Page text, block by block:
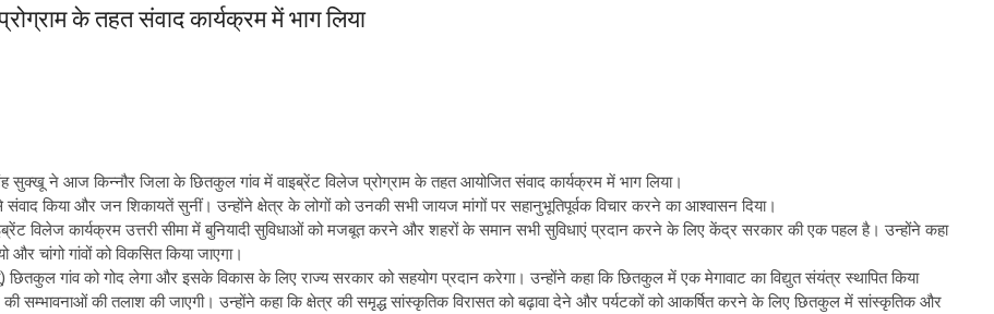
के तहत संवाद कार्यक्रम में भाग लिया
ने आज किन्नौर जिला के छितकुल गांव में वाइब्रेंट विलेज प्रोग्राम के तहत आयोजित संवाद कार्यक्रम में भाग लिया।
किया और जन शिकायतें सुनीं। उन्होंने क्षेत्र के लोगों को उनकी सभी जायज मांगों पर सहानुभूतिपूर्वक विचार करने का आश्वासन दिया।
विलेज कार्यक्रम उत्तरी सीमा में बुनियादी सुविधाओं को मजबूत करने और शहरों के समान सभी सुविधाएं प्रदान करने के लिए केंद्र सरकार की एक पहल है। उन्होंने कहा
चांगो गांवों को विकसित किया जाएगा।
गांव को गोद लेगा और इसके विकास के लिए राज्य सरकार को सहयोग प्रदान करेगा। उन्होंने कहा कि छितकुल में एक मेगावाट का विद्युत संयंत्र स्थापित किया
की सम्भावनाओं की तलाश की जाएगी। उन्होंने कहा कि क्षेत्र की समृद्ध सांस्कृतिक विरासत को बढ़ावा देने और पर्यटकों को आकर्षित करने के लिए छितकुल में सांस्कृतिक और